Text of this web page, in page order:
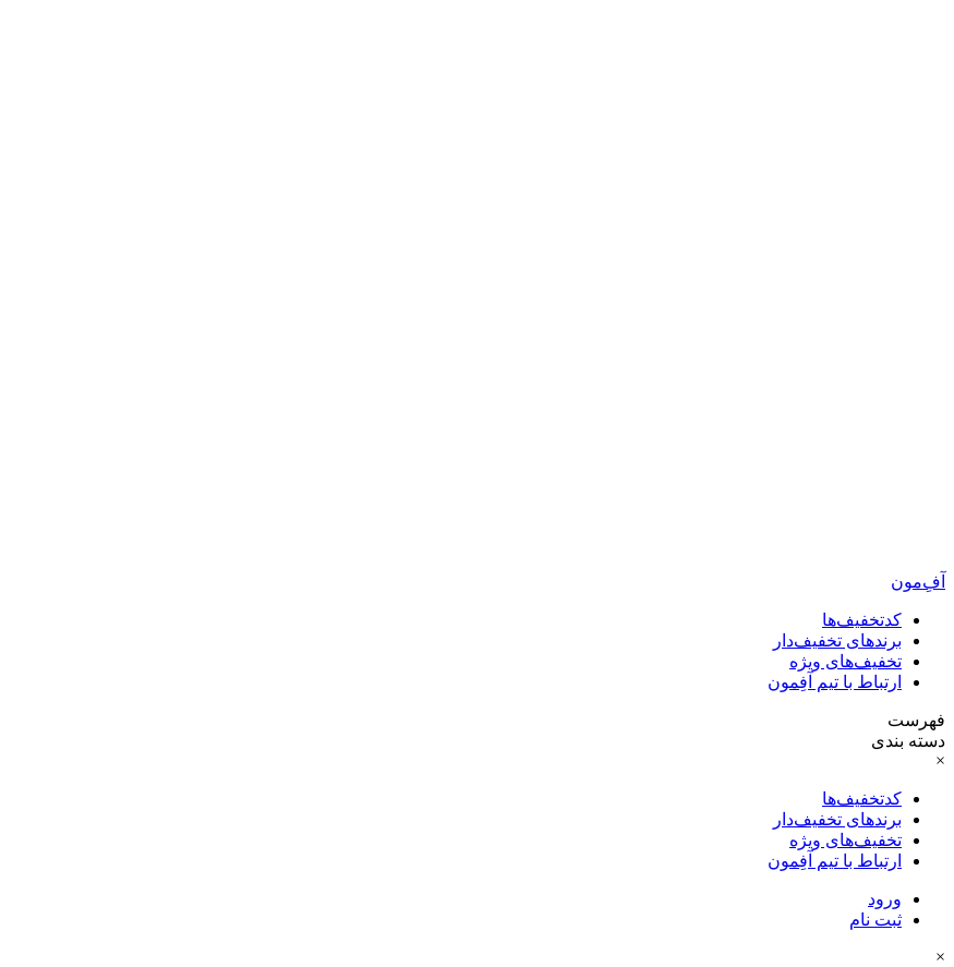
آفِ‌مون
کدتخفیف‌ها
برندهای تخفیف‌دار
تخفیف‌های ویژه
ارتباط با تیم آفِمون
فهرست
دسته بندی
×
کدتخفیف‌ها
برندهای تخفیف‌دار
تخفیف‌های ویژه
ارتباط با تیم آفِمون
ورود
ثبت نام
×